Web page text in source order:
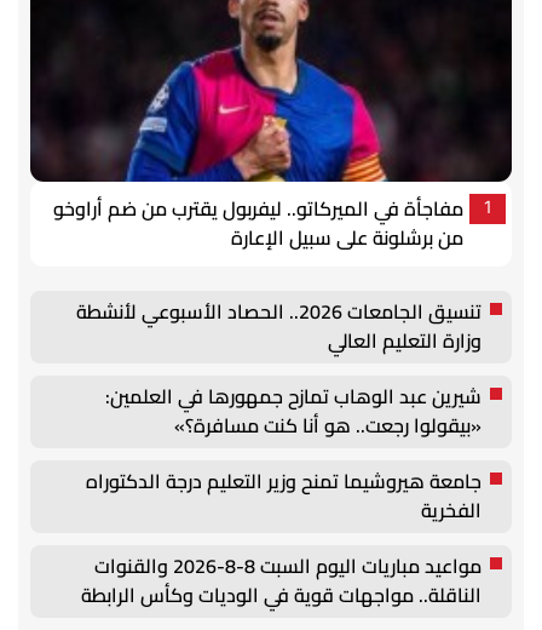
1
مفاجأة في الميركاتو.. ليفربول يقترب من ضم أراوخو
من برشلونة على سبيل الإعارة
تنسيق الجامعات 2026.. الحصاد الأسبوعي لأنشطة
وزارة التعليم العالي
شيرين عبد الوهاب تمازح جمهورها في العلمين:
«بيقولوا رجعت.. هو أنا كنت مسافرة؟»
جامعة هيروشيما تمنح وزير التعليم درجة الدكتوراه
الفخرية
مواعيد مباريات اليوم السبت 8-8-2026 والقنوات
الناقلة.. مواجهات قوية في الوديات وكأس الرابطة